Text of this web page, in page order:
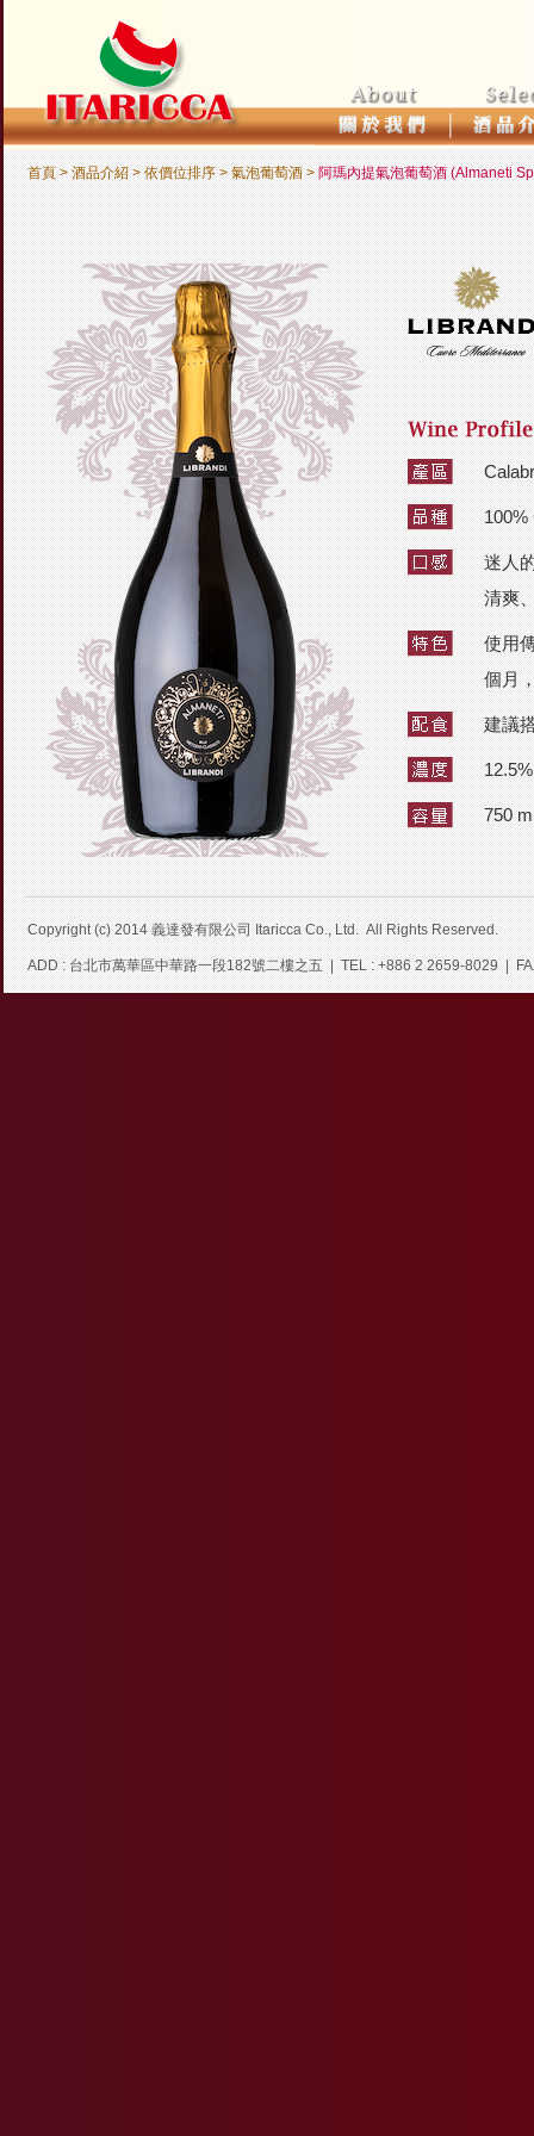
首頁 > 酒品介紹 > 依價位排序 > 氣泡葡萄酒 > 阿瑪內提氣泡葡萄酒 (Almaneti
100%
迷人
清爽
使用
個月
建議
750
Copyright (c) 2014 義達發有限公司 Itaricca Co., Ltd. All Rights Reserved.
ADD : 台北市萬華區中華路一段182號二樓之五 | TEL : +886 2 2659-8029 |